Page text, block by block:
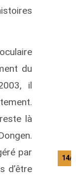
du
il
là
par
d’être
14/